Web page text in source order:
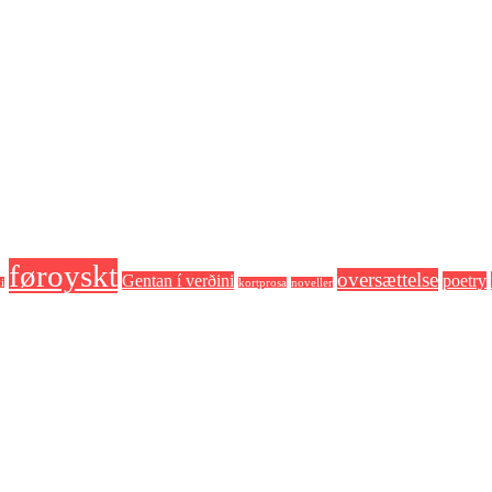
føroyskt Gentan í verðini kortprosa noveller oversættelse poetry